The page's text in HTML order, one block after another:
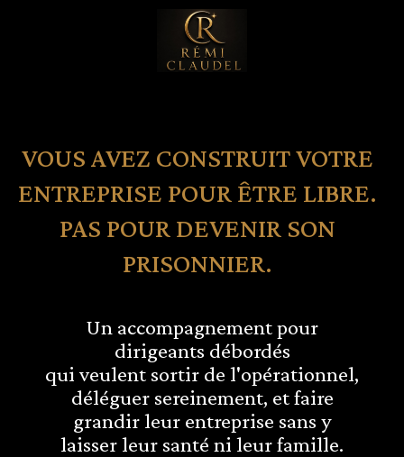
VOUS AVEZ CONSTRUIT VOTRE
ENTREPRISE POUR ÊTRE LIBRE.
PAS POUR DEVENIR SON
PRISONNIER.
Un accompagnement pour
dirigeants débordés
qui veulent sortir de l'opérationnel,
déléguer sereinement, et faire
grandir leur entreprise sans y
laisser leur santé ni leur famille.